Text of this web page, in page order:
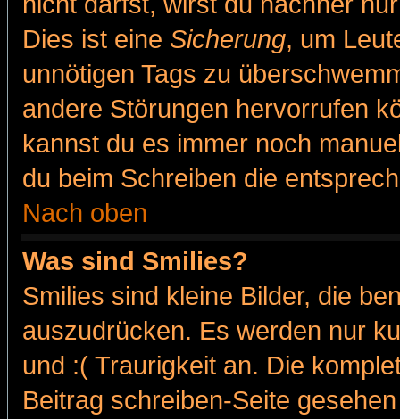
Dies ist eine Sicherung, um
unnötigen Tags zu
andere Störungen hervorrufen
kannst du es immer noch
du beim Schreiben die
Nach oben
Was sind Smilies?
Smilies sind kleine Bilder, die
auszudrücken. Es werden nur
und :( Traurigkeit an. Die
Beitrag schreiben-Seite